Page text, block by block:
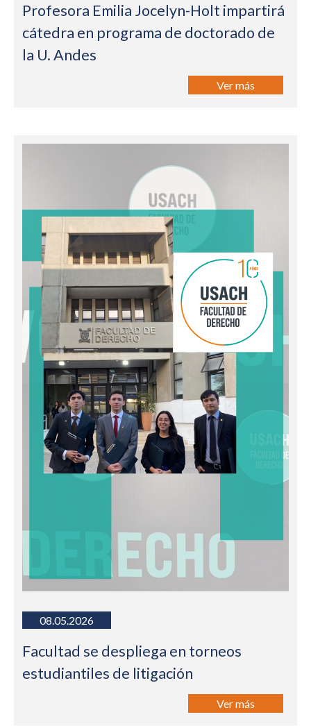
Profesora Emilia Jocelyn-Holt impartirá
cátedra en programa de doctorado de
la U. Andes
Ver más
08.05.2026
Facultad se despliega en torneos
estudiantiles de litigación
Ver más